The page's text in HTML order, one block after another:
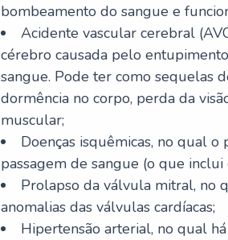
bombeamento do sangue e
Acidente vascular cerebral
cérebro causada pelo
sangue. Pode ter como sequelas
dormência no corpo, perda da
muscular;
Doenças isquêmicas, no qual
passagem de sangue (o que
Prolapso da válvula mitral, no
anomalias das válvulas cardíacas;
Hipertensão arterial, no qual